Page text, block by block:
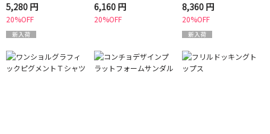
5,280 円
20%OFF
6,160 円
20%OFF
8,360 円
20%OFF